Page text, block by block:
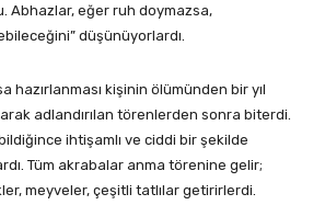
Abhazlar, eğer ruh doymazsa,
düşünüyorlardı.
hazırlanması kişinin ölümünden bir yıl
adlandırılan törenlerden sonra biterdi.
ihtişamlı ve ciddi bir şekilde
Tüm akrabalar anma törenine gelir;
meyveler, çeşitli tatlılar getirirlerdi.